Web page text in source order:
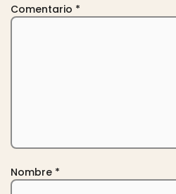
Comentario *
Nombre *